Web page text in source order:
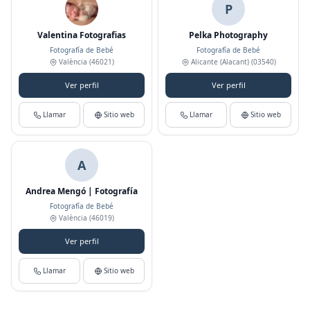
Valentina Fotografias
Fotografía de Bebé
València (46021)
Ver perfil
Llamar Sitio web
P
Pelka Photography
Fotografía de Bebé
Alicante (Alacant)(03540)
Ver perfil
Llamar Sitio web
A
Andrea Mengó | Fotografía
Fotografía de Bebé
València (46019)
Ver perfil
Llamar Sitio web